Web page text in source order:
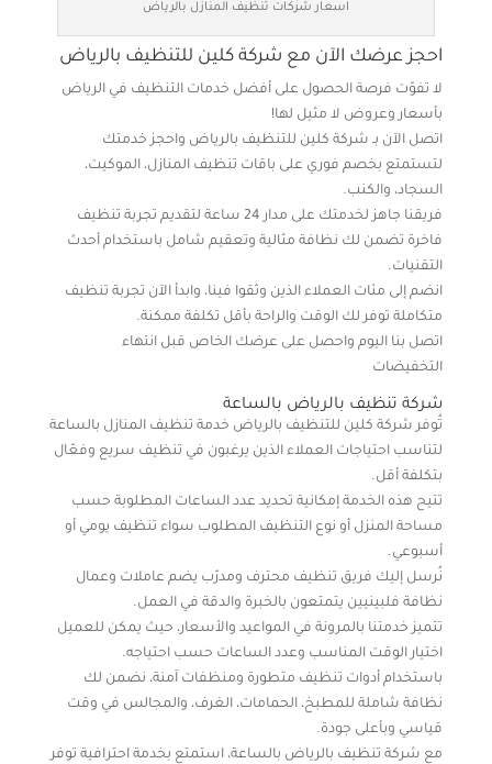
اسعار شركات تنظيف المنازل بالرياض
احجز عرضك الآن مع شركة كلين للتنظيف بالرياض
لا تفوّت فرصة الحصول على أفضل خدمات التنظيف في الرياض
بأسعار وعروض لا مثيل لها!
اتصل الآن بـ شركة كلين للتنظيف بالرياض واحجز خدمتك
لتستمتع بخصم فوري على باقات تنظيف المنازل، الموكيت،
السجاد، والكنب.
فريقنا جاهز لخدمتك على مدار 24 ساعة لتقديم تجربة تنظيف
فاخرة تضمن لك نظافة مثالية وتعقيم شامل باستخدام أحدث
التقنيات.
انضم إلى مئات العملاء الذين وثقوا فينا، وابدأ الآن تجربة تنظيف
متكاملة توفر لك الوقت والراحة بأقل تكلفة ممكنة.
اتصل بنا اليوم واحصل على عرضك الخاص قبل انتهاء
التخفيضات
شركة تنظيف بالرياض بالساعة
تُوفر شركة كلين للتنظيف بالرياض خدمة تنظيف المنازل بالساعة
لتناسب احتياجات العملاء الذين يرغبون في تنظيف سريع وفعّال
بتكلفة أقل.
تتيح هذه الخدمة إمكانية تحديد عدد الساعات المطلوبة حسب
مساحة المنزل أو نوع التنظيف المطلوب سواء تنظيف يومي أو
أسبوعي.
نُرسل إليك فريق تنظيف محترف ومدرّب يضم عاملات وعمال
نظافة فلبينيين يتمتعون بالخبرة والدقة في العمل.
تتميز خدمتنا بالمرونة في المواعيد والأسعار، حيث يمكن للعميل
اختيار الوقت المناسب وعدد الساعات حسب احتياجه.
باستخدام أدوات تنظيف متطورة ومنظفات آمنة، نضمن لك
نظافة شاملة للمطبخ، الحمامات، الغرف، والمجالس في وقت
قياسي وبأعلى جودة.
مع شركة تنظيف بالرياض بالساعة، استمتع بخدمة احترافية توفر